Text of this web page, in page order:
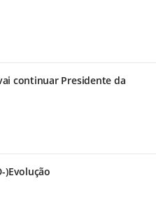
continuar Presidente da
)Evolução